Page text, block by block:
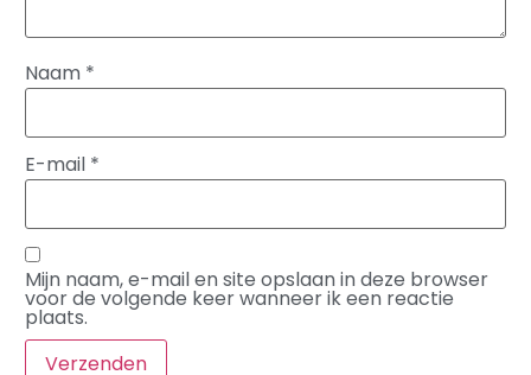
Naam *
E-mail *
Mijn naam, e-mail en site opslaan in deze browser
voor de volgende keer wanneer ik een reactie
plaats.